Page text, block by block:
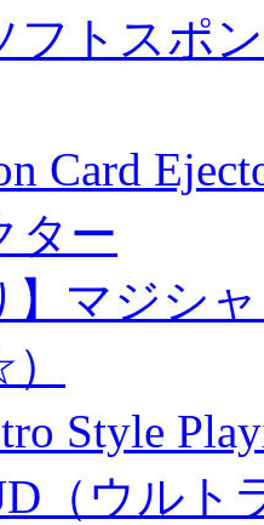
フトスポ
Card
ター
】マジシ
Style
（ウルト